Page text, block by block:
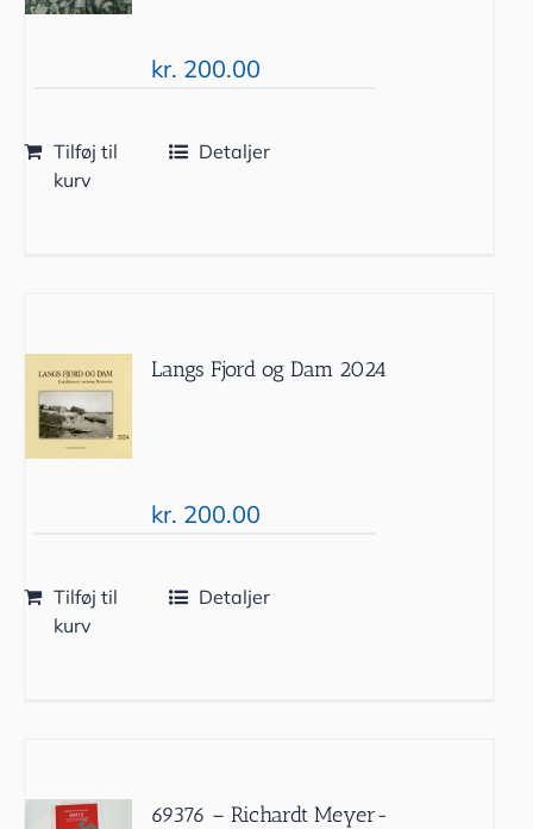
kr. 200.00
Tilføj til
kurv
Detaljer
Langs Fjord og Dam 2024
kr. 200.00
Tilføj til
kurv
Detaljer
69376 – Richardt Meyer-